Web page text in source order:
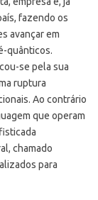
fazendo os
avançar em
quânticos.
se pela sua
ruptura
Ao contrário
que operam
chamado
para